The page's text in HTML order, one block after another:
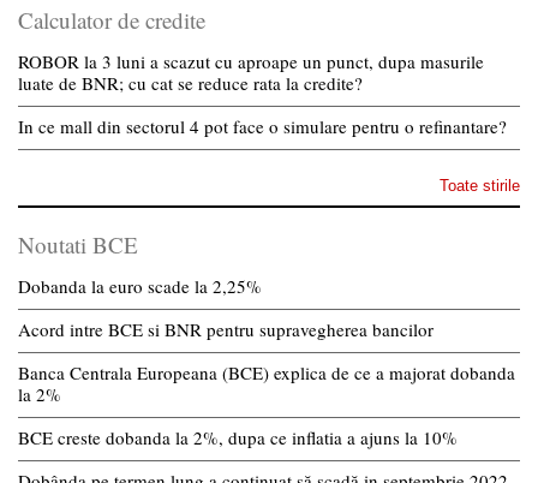
Calculator de credite
ROBOR la 3 luni a scazut cu aproape un punct, dupa masurile
luate de BNR; cu cat se reduce rata la credite?
In ce mall din sectorul 4 pot face o simulare pentru o refinantare?
Toate stirile
Noutati BCE
Dobanda la euro scade la 2,25%
Acord intre BCE si BNR pentru supravegherea bancilor
Banca Centrala Europeana (BCE) explica de ce a majorat dobanda
la 2%
BCE creste dobanda la 2%, dupa ce inflatia a ajuns la 10%